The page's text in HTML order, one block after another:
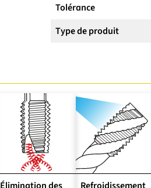
Tolérance
Type de produit
Élimination des
Refroidissement